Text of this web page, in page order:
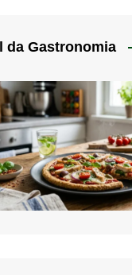
da Gastronomia